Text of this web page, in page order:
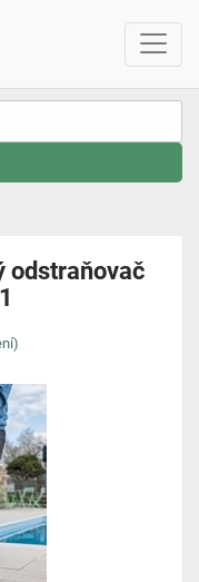
odstraňovač